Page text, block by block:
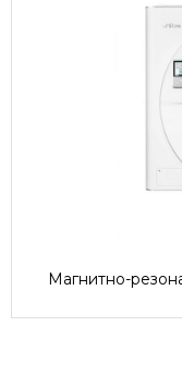
Магнитно-